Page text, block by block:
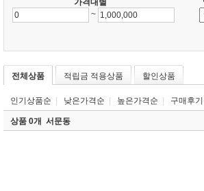
가격대별
~
전체상품 적립금 적용상품 할인상품
인기상품순 낮은가격순 높은가격순 구매후
상품 0개 서문동